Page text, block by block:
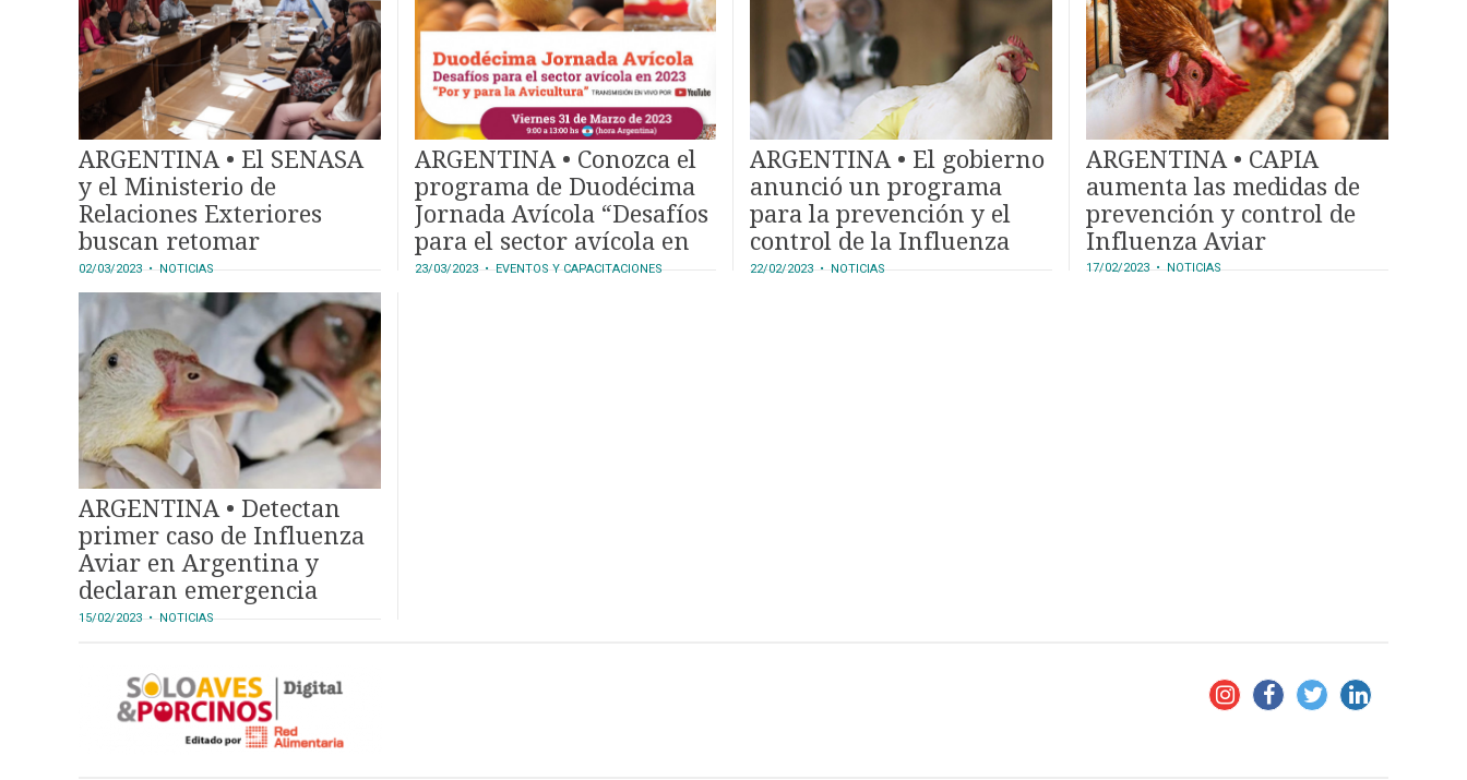
ARGENTINA • El SENASA
y el Ministerio de
Relaciones Exteriores
buscan retomar
exportación de
mercancías aviares
02/03/2023 • NOTICIAS
ARGENTINA • Conozca el
programa de Duodécima
Jornada Avícola “Desafíos
para el sector avícola en
2023”
23/03/2023• EVENTOS Y CAPACITACIONES
ARGENTINA • El gobierno
anunció un programa
para la prevención y el
control de la Influenza
Aviar
22/02/2023 • NOTICIAS
ARGENTINA • CAPIA
aumenta las medidas de
prevención y control de
Influenza Aviar
17/02/2023• NOTICIAS
ARGENTINA • Detectan
primer caso de Influenza
Aviar en Argentina y
declaran emergencia
sanitaria
15/02/2023 • NOTICIAS